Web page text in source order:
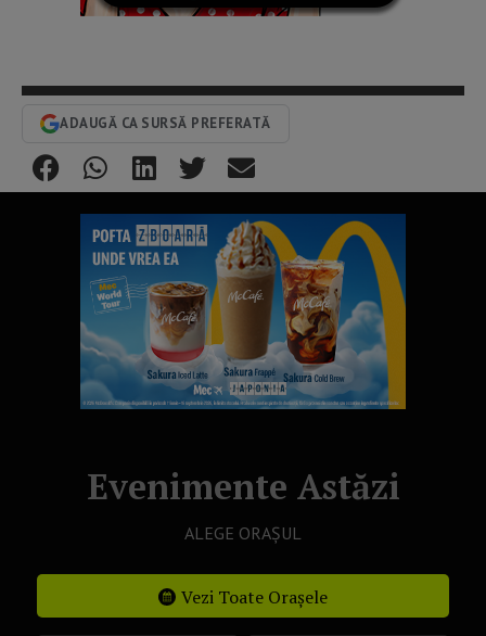
ADAUGĂ CA SURSĂ PREFERATĂ
Evenimente Astăzi
ALEGE ORAȘUL
Vezi Toate Orașele